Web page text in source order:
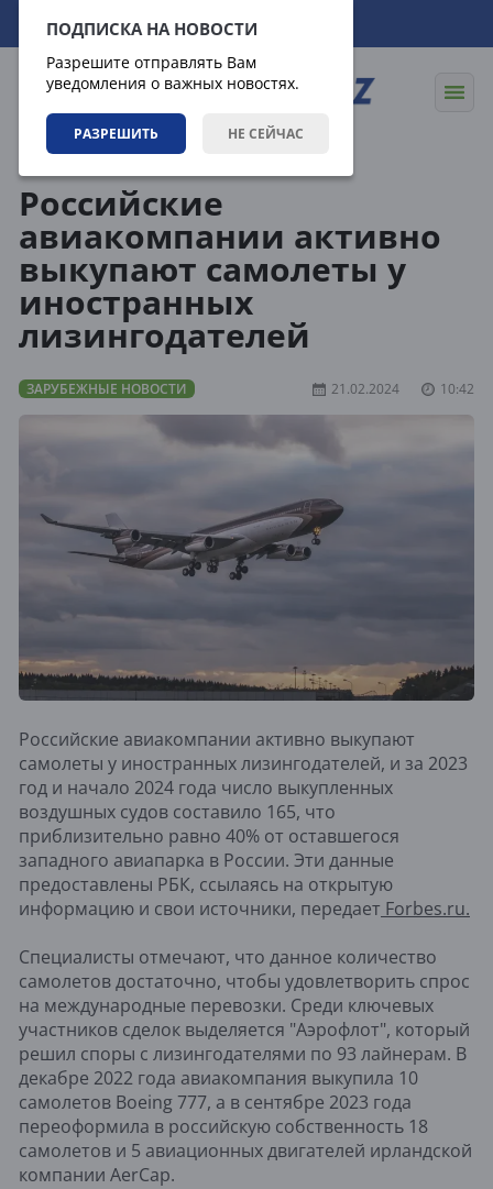
ПОДПИСКА НА НОВОСТИ
Разрешите отправлять Вам
уведомления о важных новостях.
РАЗРЕШИТЬ НЕ СЕЙЧАС
08.08.2026 21:34:51
Российские
авиакомпании активно
выкупают самолеты у
иностранных
лизингодателей
ЗАРУБЕЖНЫЕ НОВОСТИ 21.02.2024 10:42
Российские авиакомпании активно выкупают
самолеты у иностранных лизингодателей, и за 2023
год и начало 2024 года число выкупленных
воздушных судов составило 165, что
приблизительно равно 40% от оставшегося
западного авиапарка в России. Эти данные
предоставлены РБК, ссылаясь на открытую
информацию и свои источники, передает Forbes.ru.
Специалисты отмечают, что данное количество
самолетов достаточно, чтобы удовлетворить спрос
на международные перевозки. Среди ключевых
участников сделок выделяется "Аэрофлот", который
решил споры с лизингодателями по 93 лайнерам. В
декабре 2022 года авиакомпания выкупила 10
самолетов Boeing 777, а в сентябре 2023 года
переоформила в российскую собственность 18
самолетов и 5 авиационных двигателей ирландской
компании AerCap.